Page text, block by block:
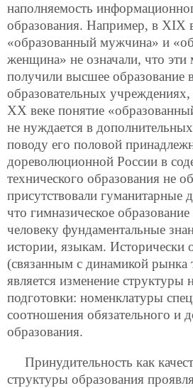
наполняемость
образования. Например, в XIX
«образованный мужчина» и
женщина» не означали, что
получили высшее образование
образовательных
XX веке понятие
не нуждается в
поводу его половой
дореволюционной России в
технического образования не
присутствовали гуманитарные
что гимназическое
человеку фундаментальные
истории, языкам. Исторически
(связанным с динамикой рынка
является изменение структуры
подготовки: номенклатуры
соотношения обязательного и
образования.
Принудительность как
структуры образования